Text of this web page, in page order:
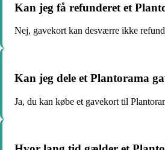
Kan jeg få refunderet et
Nej, gavekort kan desværre ikke
Kan jeg dele et Plantorama
Ja, du kan købe et gavekort til